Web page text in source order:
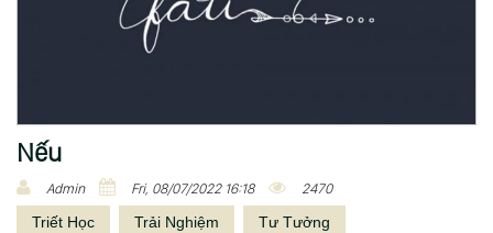
Nếu
Admin Fri, 08/07/2022 16:18 2470
Triết Học Trải Nghiệm Tư Tưởng